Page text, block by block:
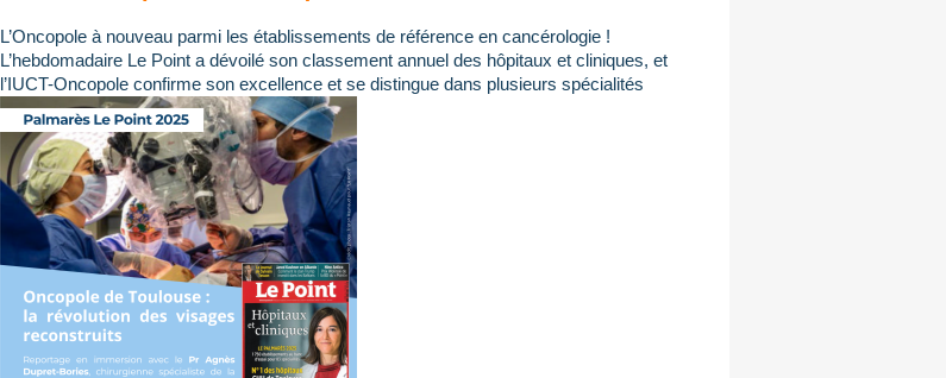
L’Oncopole à nouveau parmi les établissements de référence en cancérologie !
L’hebdomadaire Le Point a dévoilé son classement annuel des hôpitaux et cliniques, et
l’IUCT-Oncopole confirme son excellence et se distingue dans plusieurs spécialités